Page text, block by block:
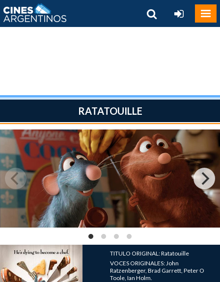
RATATOUILLE
TITULO ORIGINAL: Ratatouille
VOCES ORIGINALES: John
Ratzenberger, Brad Garrett, Peter O
Toole, Ian Holm.